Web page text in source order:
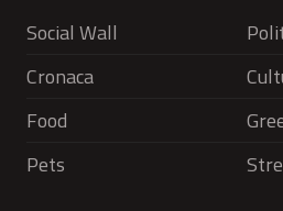
Social Wall
Cronaca
Food
Pets